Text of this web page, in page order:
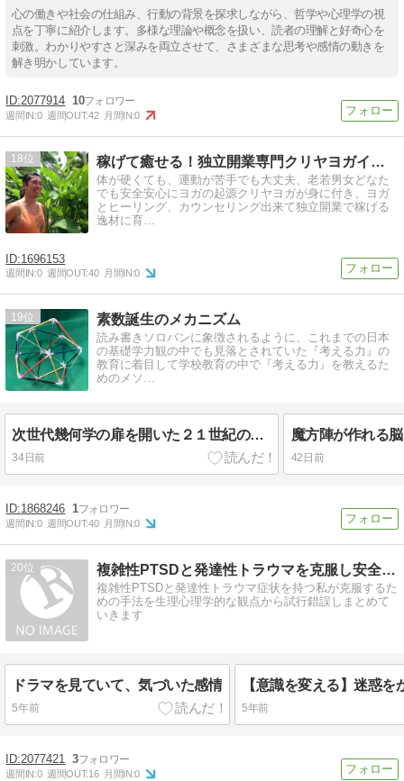
心の働きや社会の仕組み、行動の背景を探求しながら、哲学や心理学の視
点を丁寧に紹介します。多様な理論や概念を扱い、読者の理解と好奇心を
刺激。わかりやすさと深みを両立させて、さまざまな思考や感情の動きを
解き明かしています。
2077914 10
週間IN:0 週間OUT:42 月間IN:0
18 稼げて癒せる！独立開業専門クリヤヨガインストラクター養成コ…
体が硬くても、運動が苦手でも大丈夫、老若男女どなた
でも安全安心にヨガの起源クリヤヨガが身に付き、ヨガ
とヒーリング、カウンセリング出来て独立開業で稼げる
逸材に育…
1696153
週間IN:0 週間OUT:40 月間IN:0
19 素数誕生のメカニズム
読み書きソロバンに象徴されるように、これまでの日本
の基礎学力観の中でも見落とされていた『考える力』の
教育に着目して学校教育の中で『考える力』を教えるた
めのメソ…
次世代幾何学の扉を開いた２１世紀の数学教育体験 ワークショップ フラクタル線分多面体&魔方陣のDNAねこパズル
34日前 42日前
1868246 1
週間IN:0 週間OUT:40 月間IN:0
20 複雑性PTSDと発達性トラウマを克服し安全安心を獲得するまで
複雑性PTSDと発達性トラウマ症状を持つ私が克服するた
めの手法を生理心理学的な観点から試行錯誤しまとめて
いきます
ドラマを見ていて、気づいた感情
5年前 5年前
2077421 3
週間IN:0 週間OUT:16 月間IN:0